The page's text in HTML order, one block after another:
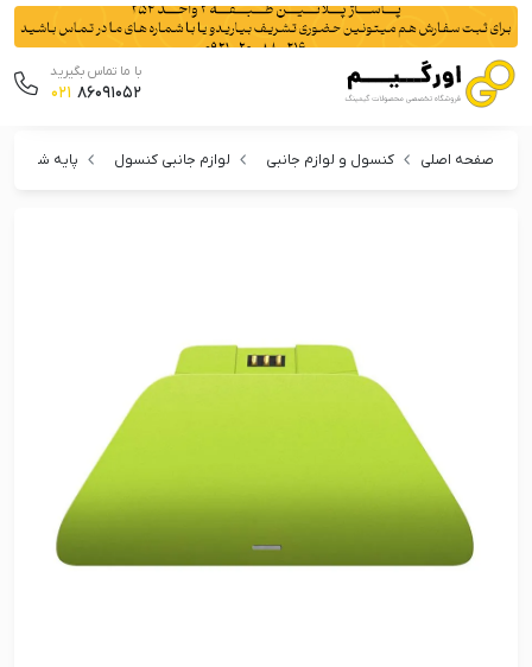
با ما تماس بگیرید
021 86091052
صفحه اصلی کنسول و لوازم جانبی لوازم جانبی کنسول پایه شارژر